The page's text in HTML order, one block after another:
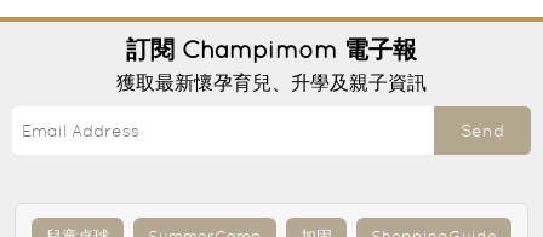
訂閱 Champimom 電子報
獲取最新懷孕育兒、升學及親子資訊
Send